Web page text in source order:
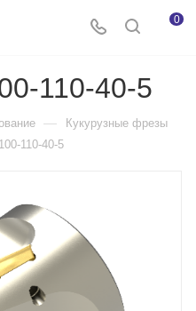
0
110-40-5
— Кукурузные фрезы
110-40-5